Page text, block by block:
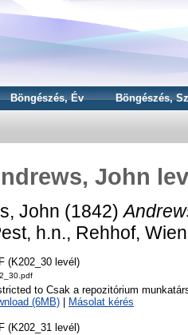
Böngészés, Év Böngészés,
John
John (1842)
h.n., Rehhof,
(K202_30 levél)
to Csak a repozitórium
(6MB)
Másolat kérés
(K202_31 levél)